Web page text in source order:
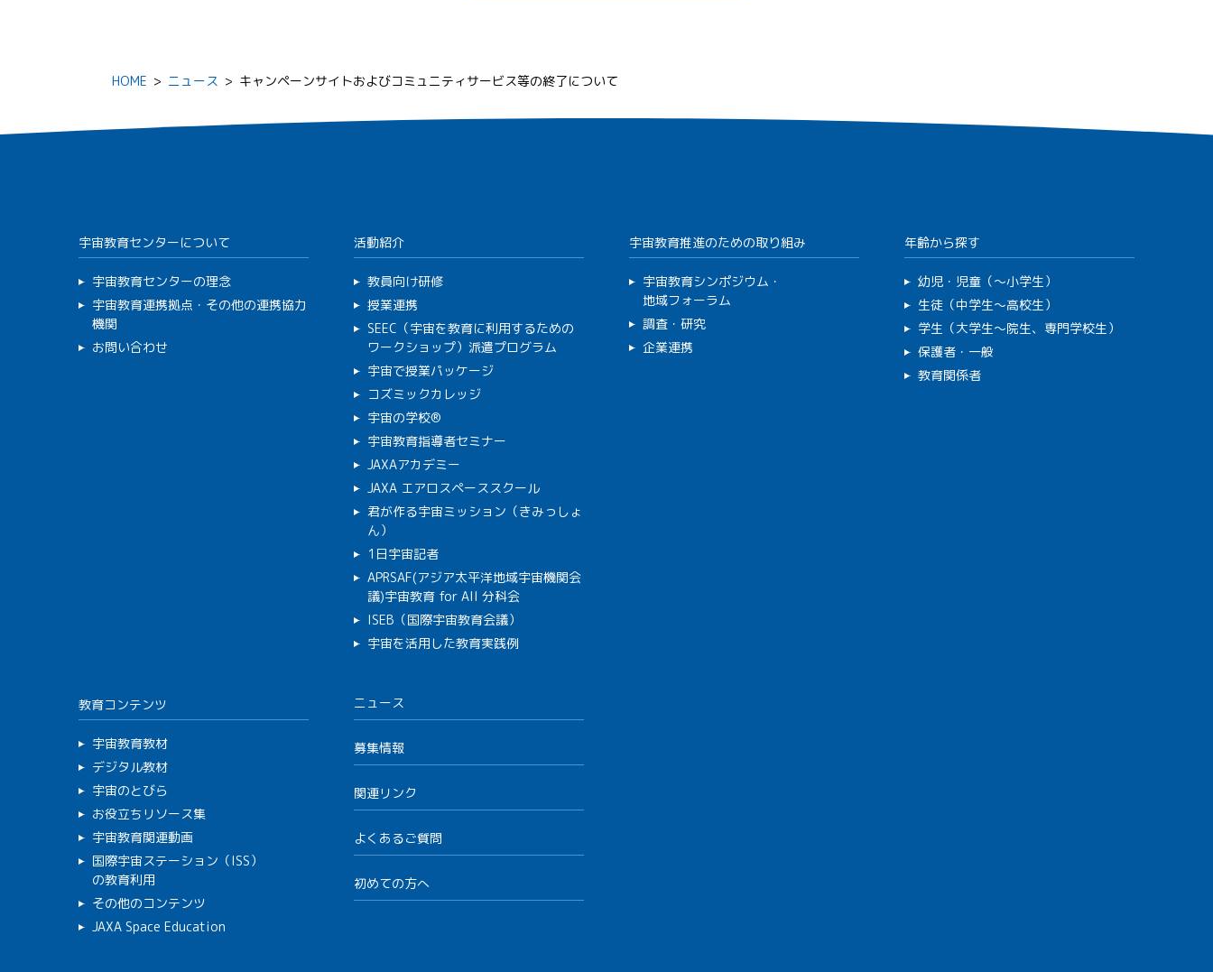
HOME > ニュース > キャンペーンサイトおよびコミュニティサービス等の終了について
宇宙教育センターについて
宇宙教育センターの理念
宇宙教育連携拠点・その他の連携協力
機関
お問い合わせ
活動紹介
教員向け研修
授業連携
SEEC（宇宙を教育に利用するための
ワークショップ）派遣プログラム
宇宙で授業パッケージ
コズミックカレッジ
宇宙の学校®
宇宙教育指導者セミナー
JAXAアカデミー
JAXA エアロスペーススクール
君が作る宇宙ミッション（きみっしょ
ん）
1日宇宙記者
APRSAF(アジア太平洋地域宇宙機関会
議)宇宙教育 for All 分科会
ISEB（国際宇宙教育会議）
宇宙を活用した教育実践例
宇宙教育推進のための取り組み
宇宙教育シンポジウム・
地域フォーラム
調査・研究
企業連携
年齢から探す
幼児・児童（～小学生）
生徒（中学生～高校生）
学生（大学生～院生、専門学校生）
保護者・一般
教育関係者
教育コンテンツ
宇宙教育教材
デジタル教材
宇宙のとびら
お役立ちリソース集
宇宙教育関連動画
国際宇宙ステーション（ISS）
の教育利用
その他のコンテンツ
JAXA Space Education
ニュース
募集情報
関連リンク
よくあるご質問
初めての方へ